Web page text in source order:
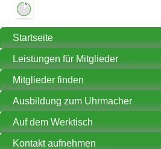
Startseite
Leistungen für Mitglieder
Mitglieder finden
Ausbildung zum Uhrmacher
Auf dem Werktisch
Kontakt aufnehmen